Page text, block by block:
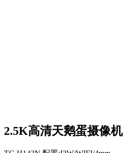
2.5K高清天鹅蛋摄像机